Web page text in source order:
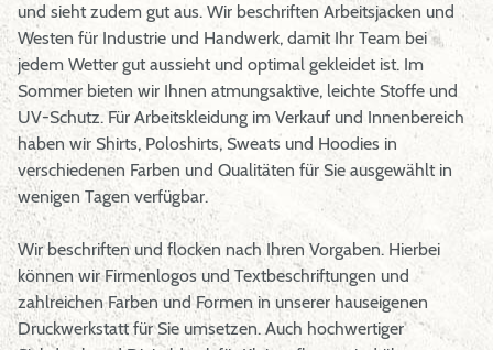
und sieht zudem gut aus. Wir beschriften Arbeitsjacken und
Westen für Industrie und Handwerk, damit Ihr Team bei
jedem Wetter gut aussieht und optimal gekleidet ist. Im
Sommer bieten wir Ihnen atmungsaktive, leichte Stoffe und
UV-Schutz. Für Arbeitskleidung im Verkauf und Innenbereich
haben wir Shirts, Poloshirts, Sweats und Hoodies in
verschiedenen Farben und Qualitäten für Sie ausgewählt in
wenigen Tagen verfügbar.
Wir beschriften und flocken nach Ihren Vorgaben. Hierbei
können wir Firmenlogos und Textbeschriftungen und
zahlreichen Farben und Formen in unserer hauseigenen
Druckwerkstatt für Sie umsetzen. Auch hochwertiger